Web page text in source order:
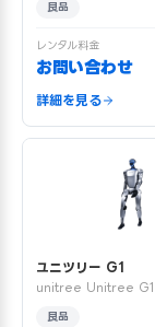
良品
レンタル料金
お問い合わせ
詳細を見る
ユニツリー G1
unitree Unitree G1
良品